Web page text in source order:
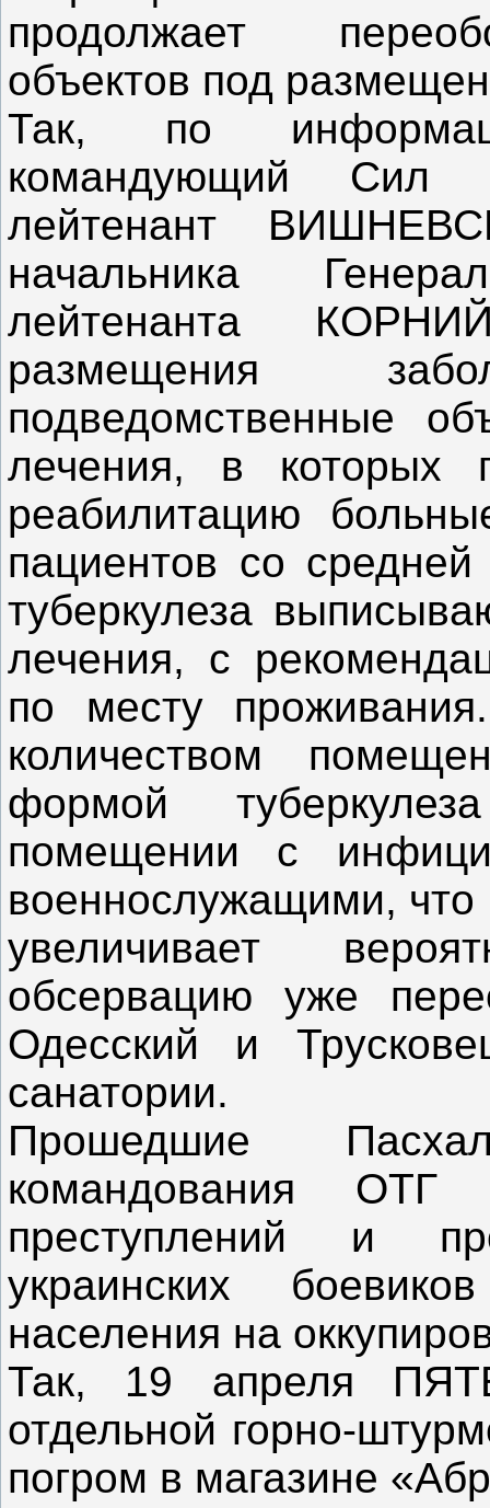
продолжает
объектов под
Так, по
командующий Сил
лейтенант
начальника
лейтенанта
размещения
подведомственные
лечения, в которых
реабилитацию
пациентов со
туберкулеза
лечения, с
по месту
количеством
формой
помещении с
военнослужащими, что
увеличивает
обсервацию уже
Одесский и
санатории.
Прошедшие
командования ОТГ
преступлений и
украинских
населения на
Так, 19 апреля
отдельной горно-
погром в магазине